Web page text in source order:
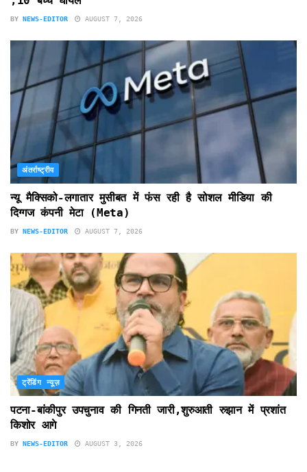
BY NEWS-EDITOR AUGUST 7, 2026
अंतर्राष्ट्रीय
न्यू मैक्सिको-लगातार मुसीबत में फंस रही है सोशल मीडिया की
दिग्गज कंपनी मेटा (Meta)
BY NEWS-EDITOR AUGUST 7, 2026
ट्रेंडिंग न्यूज़
पटना-बांकीपुर उपचुनाव की गिनती जारी,शुरुआती रुझान में प्रशांत
किशोर आगे
BY NEWS-EDITOR AUGUST 3, 2026